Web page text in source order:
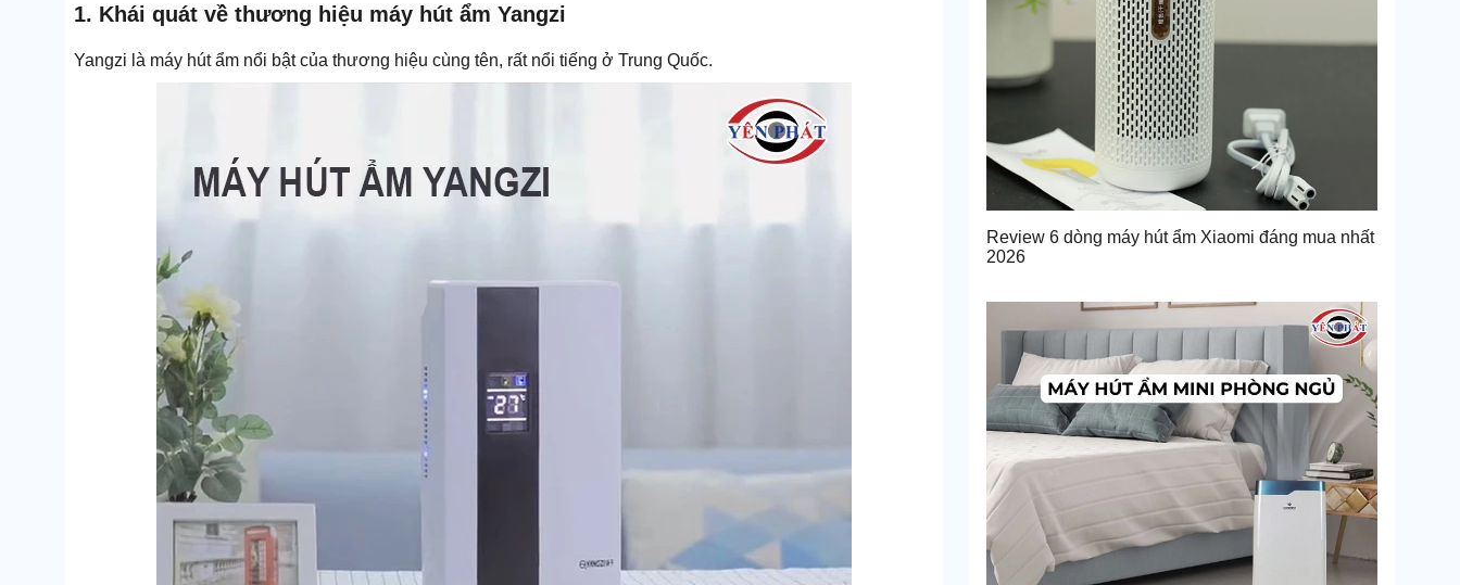
1. Khái quát về thương hiệu máy hút ẩm Yangzi
Yangzi là máy hút ẩm nổi bật của thương hiệu cùng tên, rất nổi tiếng ở Trung Quốc.
Review 6 dòng máy hút ẩm Xiaomi đáng mua nhất
2026